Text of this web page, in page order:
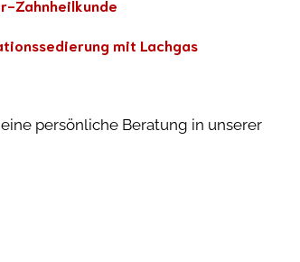
Zahnheilkunde
mit Lachgas
persönliche Beratung in unserer